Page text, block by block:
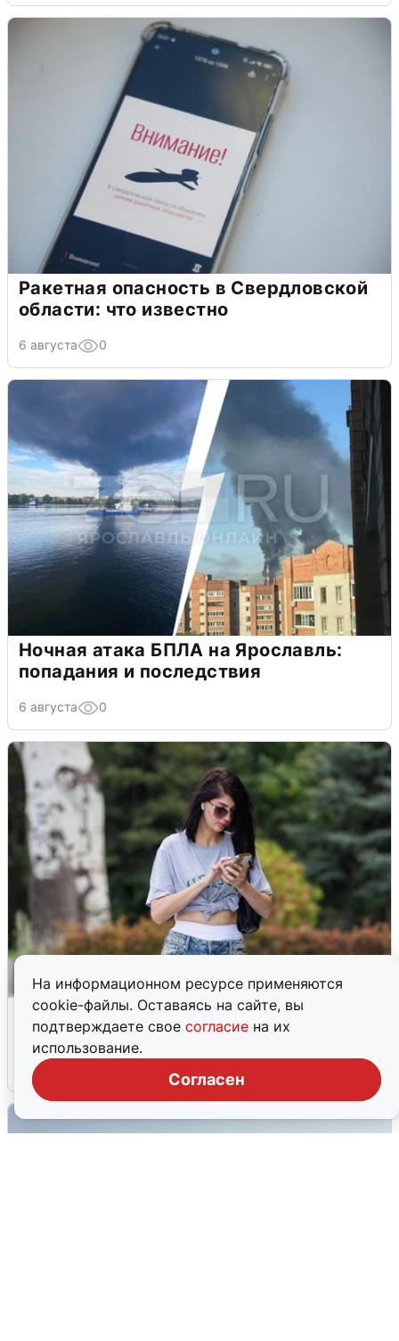
На информационном ресурсе применяются
cookie-файлы. Оставаясь на сайте, вы
подтверждаете свое согласие на их
использование.
Согласен
Ракетная опасность в Свердловской
области: что известно
6 августа 0
Ночная атака БПЛА на Ярославль:
попадания и последствия
6 августа 0
Волгоградцы остались без
мобильного интернета
6 августа